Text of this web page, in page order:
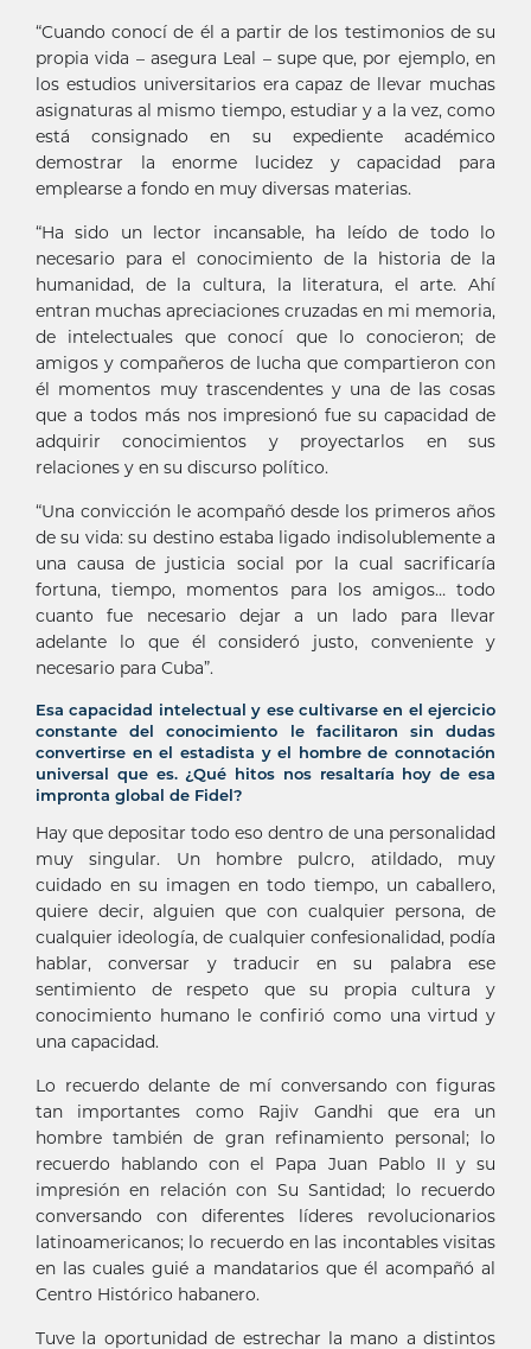
“Cuando conocí de él a partir de los testimonios de su
propia vida – asegura Leal – supe que, por ejemplo, en
los estudios universitarios era capaz de llevar muchas
asignaturas al mismo tiempo, estudiar y a la vez, como
está consignado en su expediente académico
demostrar la enorme lucidez y capacidad para
emplearse a fondo en muy diversas materias.
“Ha sido un lector incansable, ha leído de todo lo
necesario para el conocimiento de la historia de la
humanidad, de la cultura, la literatura, el arte. Ahí
entran muchas apreciaciones cruzadas en mi memoria,
de intelectuales que conocí que lo conocieron; de
amigos y compañeros de lucha que compartieron con
él momentos muy trascendentes y una de las cosas
que a todos más nos impresionó fue su capacidad de
adquirir conocimientos y proyectarlos en sus
relaciones y en su discurso político.
“Una convicción le acompañó desde los primeros años
de su vida: su destino estaba ligado indisolublemente a
una causa de justicia social por la cual sacrificaría
fortuna, tiempo, momentos para los amigos… todo
cuanto fue necesario dejar a un lado para llevar
adelante lo que él consideró justo, conveniente y
necesario para Cuba”.
Esa capacidad intelectual y ese cultivarse en el ejercicio
constante del conocimiento le facilitaron sin dudas
convertirse en el estadista y el hombre de connotación
universal que es. ¿Qué hitos nos resaltaría hoy de esa
impronta global de Fidel?
Hay que depositar todo eso dentro de una personalidad
muy singular. Un hombre pulcro, atildado, muy
cuidado en su imagen en todo tiempo, un caballero,
quiere decir, alguien que con cualquier persona, de
cualquier ideología, de cualquier confesionalidad, podía
hablar, conversar y traducir en su palabra ese
sentimiento de respeto que su propia cultura y
conocimiento humano le confirió como una virtud y
una capacidad.
Lo recuerdo delante de mí conversando con figuras
tan importantes como Rajiv Gandhi que era un
hombre también de gran refinamiento personal; lo
recuerdo hablando con el Papa Juan Pablo II y su
impresión en relación con Su Santidad; lo recuerdo
conversando con diferentes líderes revolucionarios
latinoamericanos; lo recuerdo en las incontables visitas
en las cuales guié a mandatarios que él acompañó al
Centro Histórico habanero.
Tuve la oportunidad de estrechar la mano a distintos